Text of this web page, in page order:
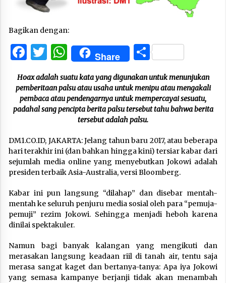
Bagikan dengan:
Facebook
Twitter
WhatsApp
Share Share
Hoax adalah suatu kata yang digunakan untuk menunjukan
pemberitaan palsu atau usaha untuk menipu atau mengakali
pembaca atau pendengarnya untuk mempercayai sesuatu,
padahal sang pencipta berita palsu tersebut tahu bahwa berita
tersebut adalah palsu.
DM1.CO.ID, JAKARTA: Jelang tahun baru 2017, atau beberapa
hari terakhir ini (dan bahkan hingga kini) tersiar kabar dari
sejumlah media online yang menyebutkan Jokowi adalah
presiden terbaik Asia-Australia, versi Bloomberg.
Kabar ini pun langsung “dilahap” dan disebar mentah-
mentah ke seluruh penjuru media sosial oleh para “pemuja-
pemuji” rezim Jokowi. Sehingga menjadi heboh karena
dinilai spektakuler.
Namun bagi banyak kalangan yang mengikuti dan
merasakan langsung keadaan riil di tanah air, tentu saja
merasa sangat kaget dan bertanya-tanya: Apa iya Jokowi
yang semasa kampanye berjanji tidak akan menambah